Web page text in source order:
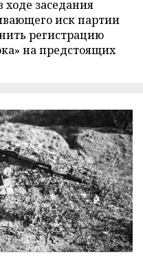
заседания
иск партии
регистрацию
на предстоящих